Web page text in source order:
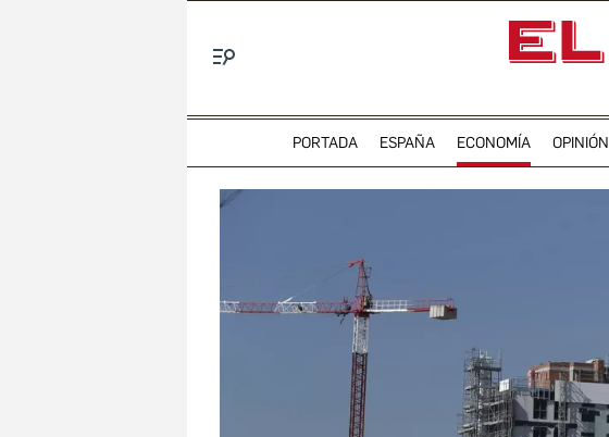
PORTADA ESPAÑA ECONOMÍA OPINIÓN